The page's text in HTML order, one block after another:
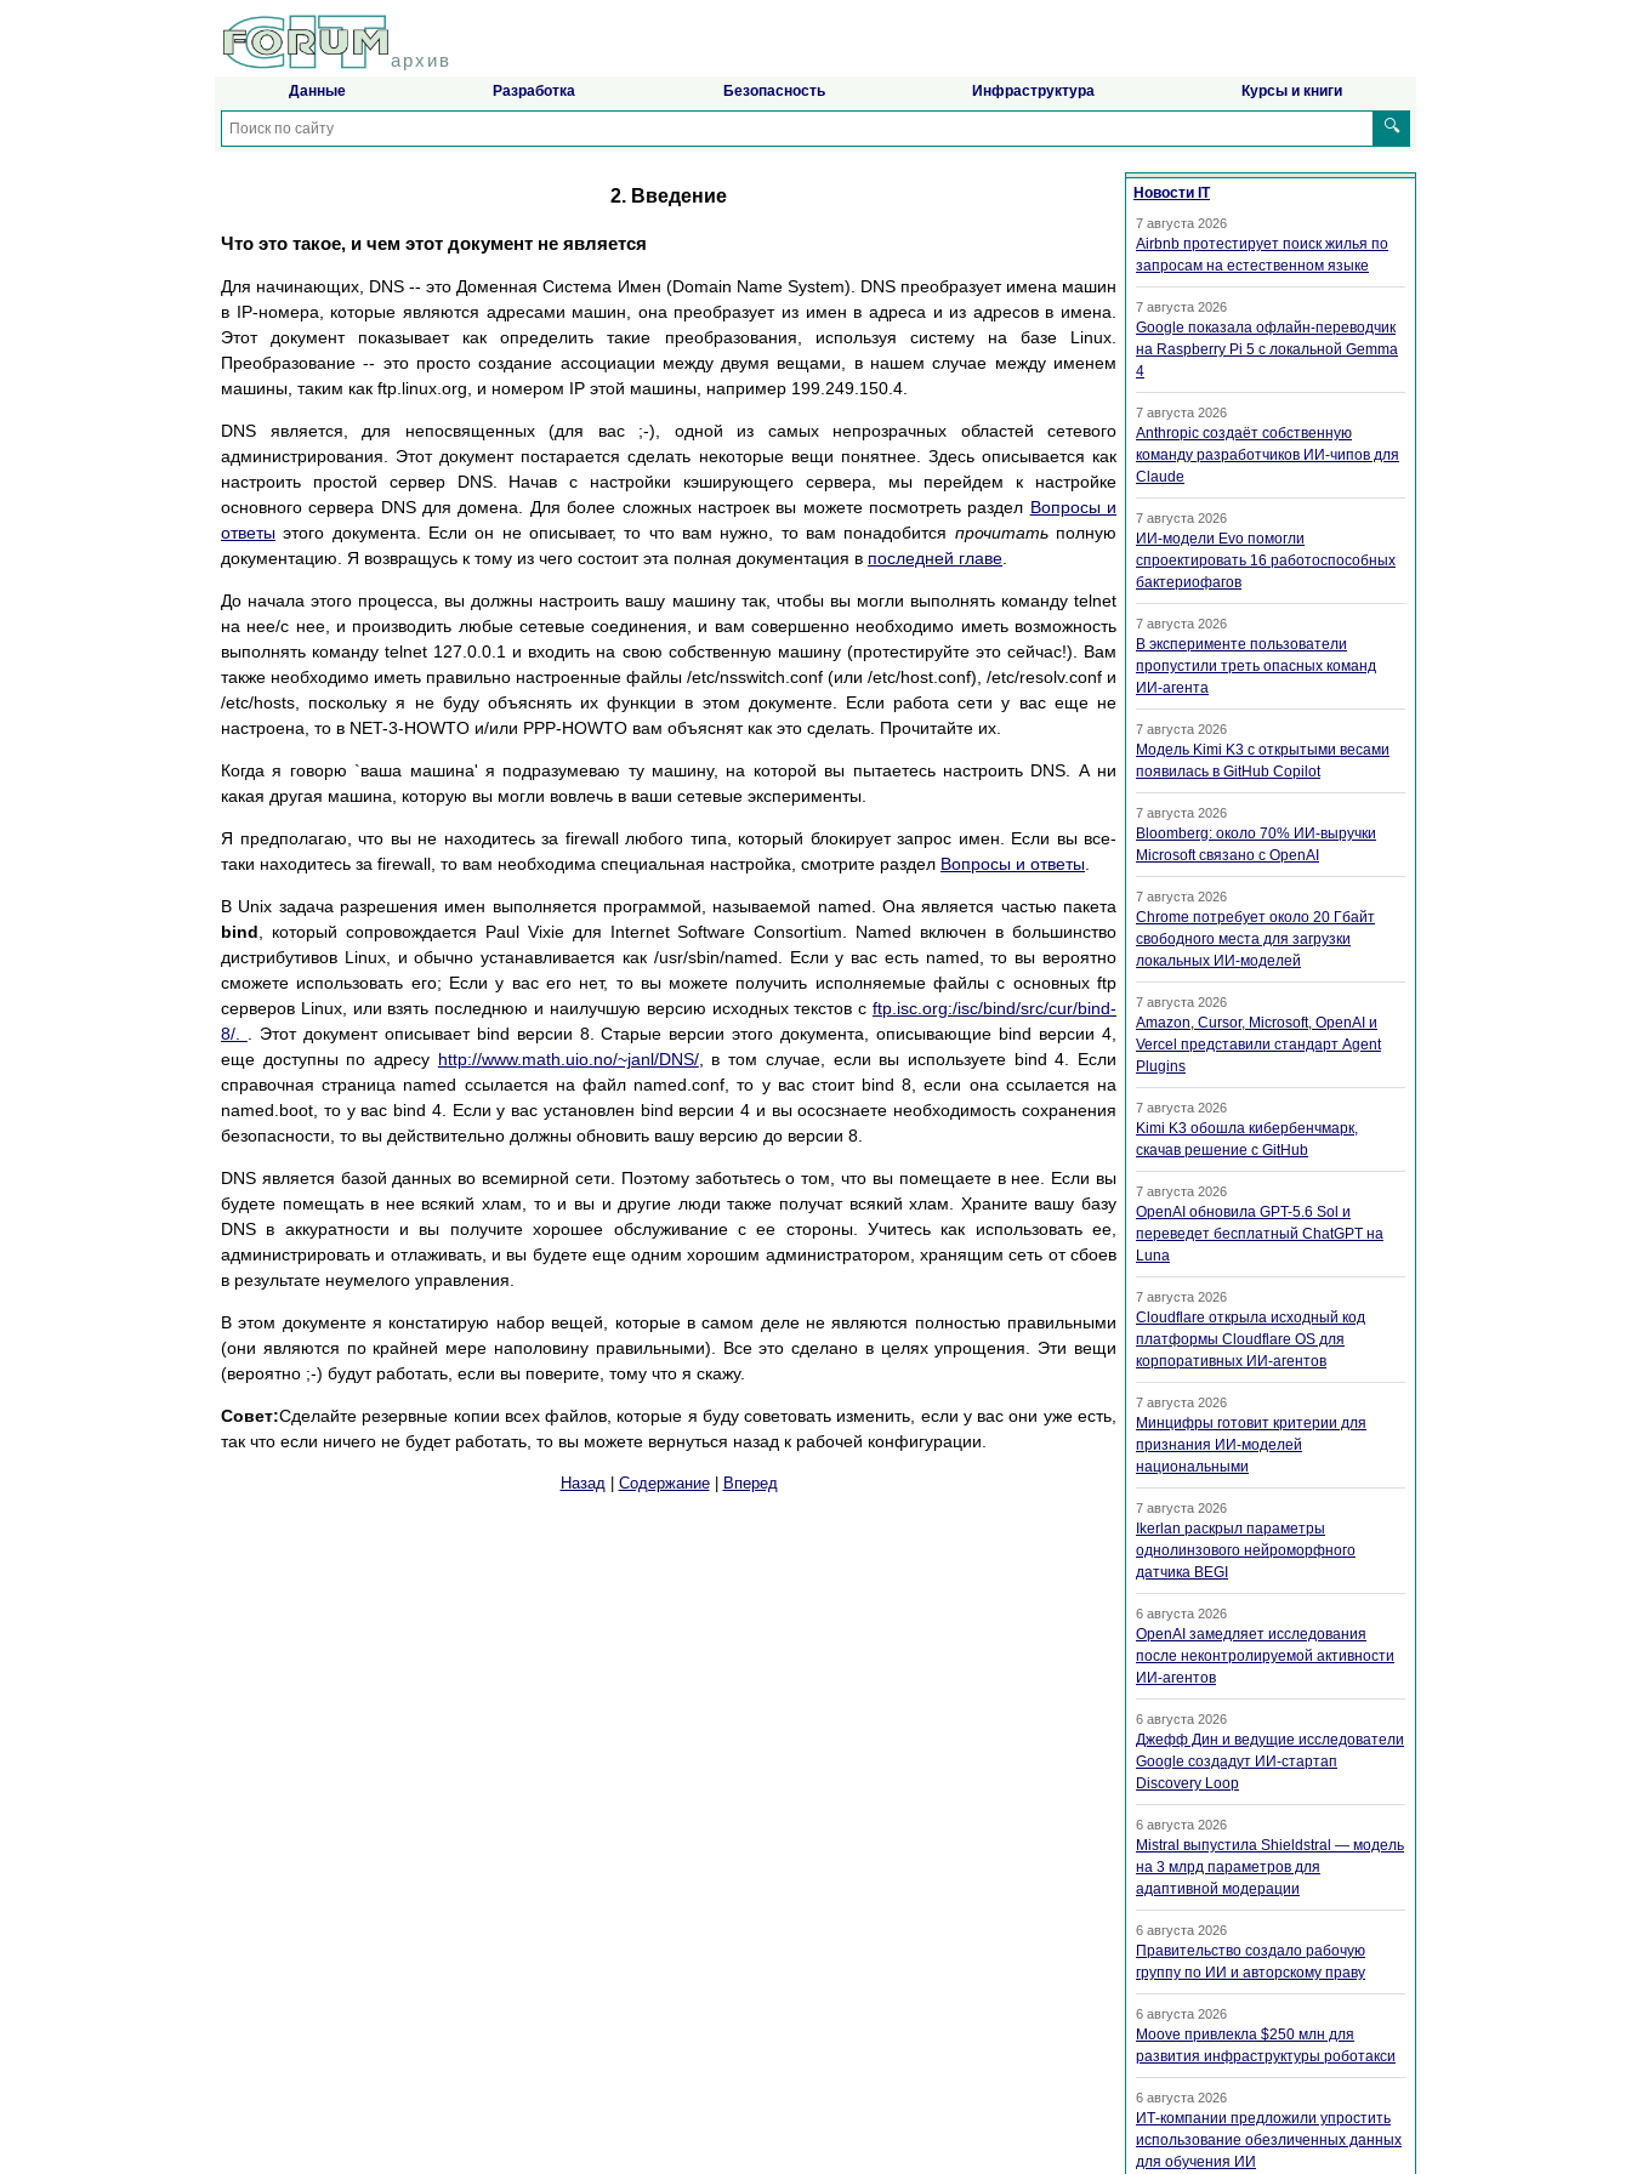
архив
Данные Разработка Безопасность Инфраструктура Курсы и книги
🔍
2. Введение
Что это такое, и чем этот документ не является
Для начинающих, DNS -- это Доменная Система Имен (Domain Name System). DNS преобразует имена машин
в IP-номера, которые являются адресами машин, она преобразует из имен в адреса и из адресов в имена.
Этот документ показывает как определить такие преобразования, используя систему на базе Linux.
Преобразование -- это просто создание ассоциации между двумя вещами, в нашем случае между именем
машины, таким как ftp.linux.org, и номером IP этой машины, например 199.249.150.4.
DNS является, для непосвященных (для вас ;-), одной из самых непрозрачных областей сетевого
администрирования. Этот документ постарается сделать некоторые вещи понятнее. Здесь описывается как
настроить простой сервер DNS. Начав с настройки кэширующего сервера, мы перейдем к настройке
основного сервера DNS для домена. Для более сложных настроек вы можете посмотреть раздел Вопросы и
ответы этого документа. Если он не описывает, то что вам нужно, то вам понадобится прочитатьполную
документацию. Я возвращусь к тому из чего состоит эта полная документация в последней главе
До начала этого процесса, вы должны настроить вашу машину так, чтобы вы могли выполнять команду telnet
на нее/с нее, и производить любые сетевые соединения, и вам совершенно необходимо иметь возможность
выполнять команду telnet 127.0.0.1 и входить на свою собственную машину (протестируйте это сейчас!). Вам
также необходимо иметь правильно настроенные файлы /etc/nsswitch.conf (или /etc/host.conf), /etc/resolv.conf и
/etc/hosts, поскольку я не буду объяснять их функции в этом документе. Если работа сети у вас еще не
настроена, то в NET-3-HOWTO и/или PPP-HOWTO вам объяснят как это сделать. Прочитайте их.
Когда я говорю `ваша машина' я подразумеваю ту машину, на которой вы пытаетесь настроить DNS. А ни
какая другая машина, которую вы могли вовлечь в ваши сетевые эксперименты.
Я предполагаю, что вы не находитесь за firewall любого типа, который блокирует запрос имен. Если вы все-
таки находитесь за firewall, то вам необходима специальная настройка, смотрите раздел Вопросы и ответы
В Unix задача разрешения имен выполняется программой, называемой named. Она является частью пакета
bind , который сопровождается Paul Vixie для Internet Software Consortium. Named включен в большинство
дистрибутивов Linux, и обычно устанавливается как /usr/sbin/named. Если у вас есть named, то вы вероятно
сможете использовать его; Если у вас его нет, то вы можете получить исполняемые файлы с основных ftp
серверов Linux, или взять последнюю и наилучшую версию исходных текстов с ftp.isc.org:/isc/bind/src/cur/bind-
8/.
. Этот документ описывает bind версии 8. Старые версии этого документа, описывающие bind версии 4,
еще доступны по адресу http://www.math.uio.no/~janl/DNS/, в том случае, если вы используете bind 4. Если
справочная страница named ссылается на файл named.conf, то у вас стоит bind 8, если она ссылается на
named.boot, то у вас bind 4. Если у вас установлен bind версии 4 и вы ососзнаете необходимость сохранения
безопасности, то вы действительно должны обновить вашу версию до версии 8.
DNS является базой данных во всемирной сети. Поэтому заботьтесь о том, что вы помещаете в нее. Если вы
будете помещать в нее всякий хлам, то и вы и другие люди также получат всякий хлам. Храните вашу базу
DNS в аккуратности и вы получите хорошее обслуживание с ее стороны. Учитесь как использовать ее,
администрировать и отлаживать, и вы будете еще одним хорошим администратором, хранящим сеть от сбоев
в результате неумелого управления.
В этом документе я констатирую набор вещей, которые в самом деле не являются полностью правильными
(они являются по крайней мере наполовину правильными). Все это сделано в целях упрощения. Эти вещи
(вероятно ;-) будут работать, если вы поверите, тому что я скажу.
Совет:Сделайте резервные копии всех файлов, которые я буду советовать изменить, если у вас они уже есть,
так что если ничего не будет работать, то вы можете вернуться назад к рабочей конфигурации.
Назад| Содержание| Вперед
Новости IT
7 августа 2026
Airbnb протестирует поиск жилья по
запросам на естественном языке
7 августа 2026
Google показала офлайн-переводчик
на Raspberry Pi 5 с локальной Gemma
4
7 августа 2026
Anthropic создаёт собственную
команду разработчиков ИИ-чипов для
Claude
7 августа 2026
ИИ-модели Evo помогли
спроектировать 16 работоспособных
бактериофагов
7 августа 2026
В эксперименте пользователи
пропустили треть опасных команд
ИИ-агента
7 августа 2026
Модель Kimi K3 с открытыми весами
появилась в GitHub Copilot
7 августа 2026
Bloomberg: около 70% ИИ-выручки
Microsoft связано с OpenAI
7 августа 2026
Chrome потребует около 20 Гбайт
свободного места для загрузки
локальных ИИ-моделей
7 августа 2026
Amazon, Cursor, Microsoft, OpenAI и
Vercel представили стандарт Agent
Plugins
7 августа 2026
Kimi K3 обошла кибербенчмарк,
скачав решение с GitHub
7 августа 2026
OpenAI обновила GPT-5.6 Sol и
переведет бесплатный ChatGPT на
Luna
7 августа 2026
Cloudflare открыла исходный код
платформы Cloudflare OS для
корпоративных ИИ-агентов
7 августа 2026
Минцифры готовит критерии для
признания ИИ-моделей
национальными
7 августа 2026
Ikerlan раскрыл параметры
однолинзового нейроморфного
датчика BEGI
6 августа 2026
OpenAI замедляет исследования
после неконтролируемой активности
ИИ-агентов
6 августа 2026
Джефф Дин и ведущие исследователи
Google создадут ИИ-стартап
Discovery Loop
6 августа 2026
Mistral выпустила Shieldstral — модель
на 3 млрд параметров для
адаптивной модерации
6 августа 2026
Правительство создало рабочую
группу по ИИ и авторскому праву
6 августа 2026
Moove привлекла $250 млн для
развития инфраструктуры роботакси
6 августа 2026
ИТ-компании предложили упростить
использование обезличенных данных
для обучения ИИ